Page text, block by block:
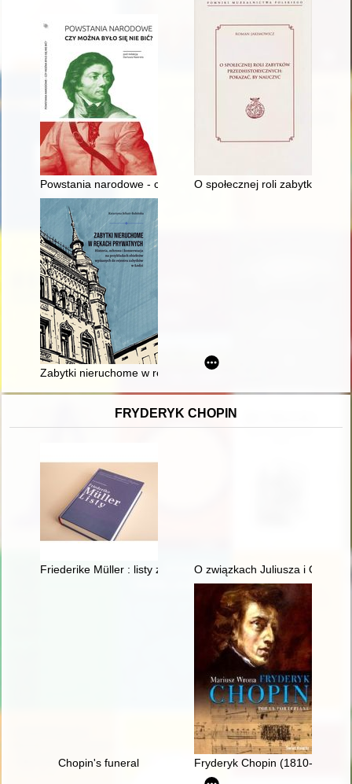
Powstania narodowe - czy można było się nie bić?
O społecznej roli zabytków
Zabytki nieruchome w rękach prywatnych : historia, ochrona i
FRYDERYK CHOPIN
Friederike Müller : listy z Paryża 1839-1845 : nauczanie i
O związkach Juliusza i Oskara
Chopin's funeral Fryderyk Chopin (1810-1849).